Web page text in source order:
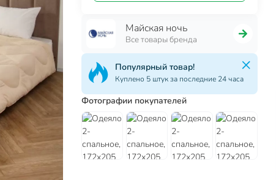
Майская ночь
Все товары бренда
Популярный товар!
Куплено 5 штук за последние 24 часа
Фотографии покупателей